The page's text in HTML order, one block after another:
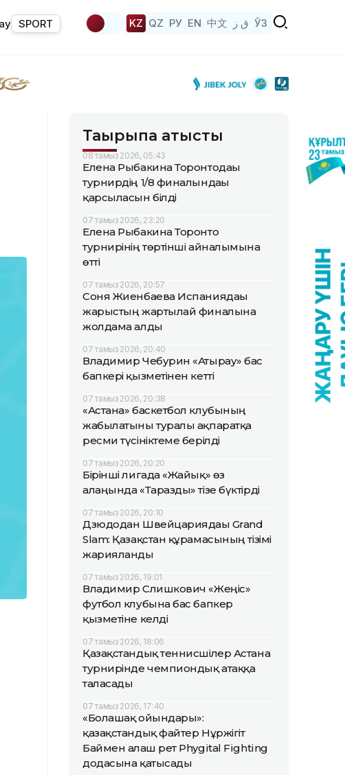
SPORT KZ QZ РУ EN 中文 ق ز ЎЗ
Тақырыпқа қатысты
08 тамыз 2026, 05:43
Елена Рыбакина Торонтодағы
турнирдің 1/8 финалындағы
қарсыласын білді
07 тамыз 2026, 23:20
Елена Рыбакина Торонто
турнирінің төртінші айналымына
өтті
07 тамыз 2026, 20:57
Соня Жиенбаева Испаниядағы
жарыстың жартылай финалына
жолдама алды
07 тамыз 2026, 20:40
Владимир Чебурин «Атырау» бас
бапкері қызметінен кетті
07 тамыз 2026, 20:38
«Астана» баскетбол клубының
жабылатыны туралы ақпаратқа
ресми түсініктеме берілді
07 тамыз 2026, 20:20
Бірінші лигада «Жайық» өз
алаңында «Таразды» тізе бүктірді
07 тамыз 2026, 20:10
Дзюдодан Швейцариядағы Grand
Slam: Қазақстан құрамасының тізімі
жарияланды
07 тамыз 2026, 19:01
Владимир Слишкович «Жеңіс»
футбол клубына бас бапкер
қызметіне келді
07 тамыз 2026, 18:06
Қазақстандық теннисшілер Астана
турнирінде чемпиондық атаққа
таласады
07 тамыз 2026, 17:40
«Болашақ ойындары»:
қазақстандық файтер Нұржігіт
Баймен алғаш рет Phygital Fighting
додасына қатысады